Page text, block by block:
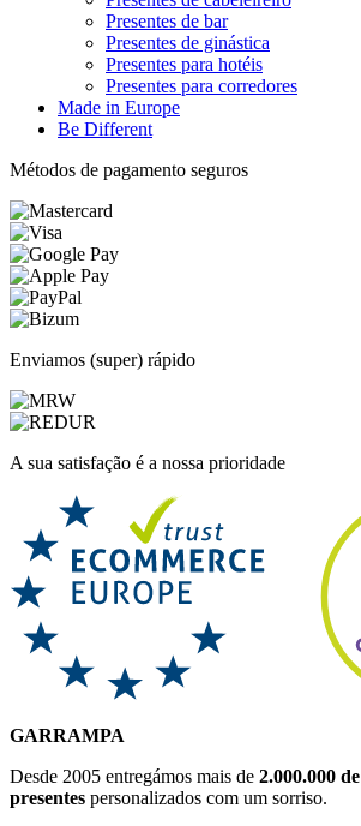
Presentes de bar
Presentes de ginástica
Presentes para hotéis
Presentes para corredores
Made in Europe
Be Different
Métodos de pagamento seguros
Enviamos (super) rápido
A sua satisfação é a nossa prioridade
GARRAMPA
Desde 2005 entregámos mais de 2.000.000 de
presentes personalizados com um sorriso.